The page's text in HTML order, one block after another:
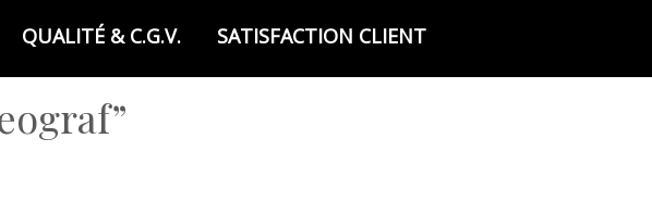
QUALITÉ & C.G.V. SATISFACTION CLIENT